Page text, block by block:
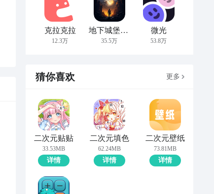
克拉克拉
12.3万
地下城堡2:黑暗觉醒
35.5万
微光
53.8万
猜你喜欢 更多
二次元贴贴
33.53MB
详情
二次元填色
62.24MB
详情
二次元壁纸
73.81MB
详情